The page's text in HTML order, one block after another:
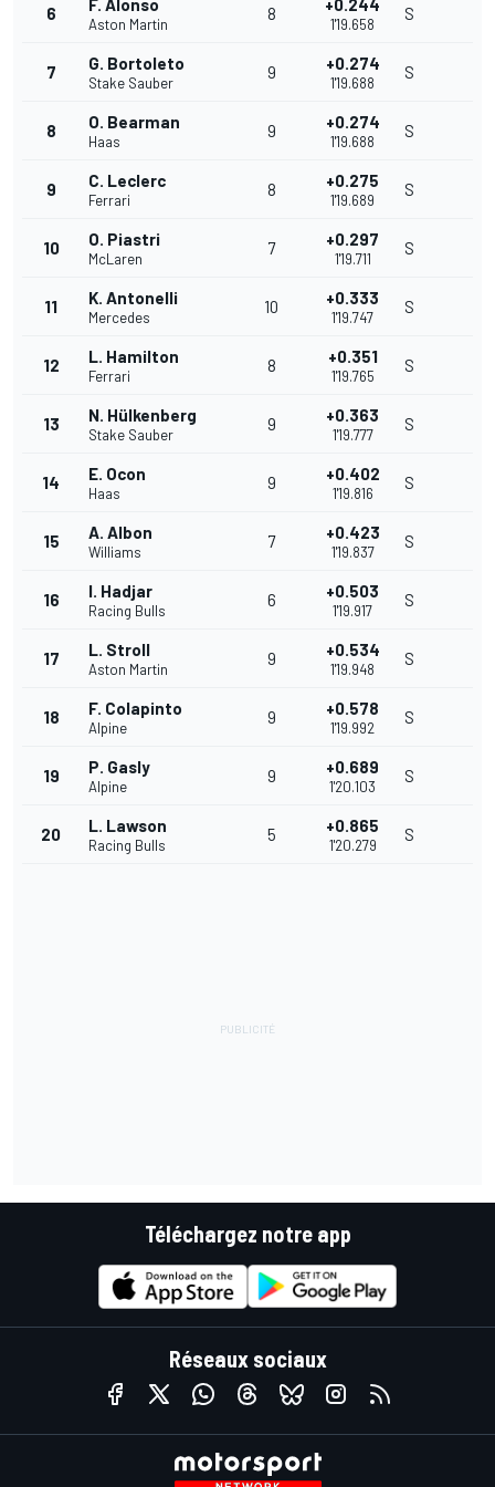
6 F. Alonso
Aston Martin
8 +0.244
1'19.658
S
7 G. Bortoleto
Stake Sauber
9 +0.274
1'19.688
S
8 O. Bearman
Haas
9 +0.274
1'19.688
S
9 C. Leclerc
Ferrari
8 +0.275
1'19.689
S
10 O. Piastri
McLaren
7 +0.297
1'19.711
S
11 K. Antonelli
Mercedes
10 +0.333
1'19.747
S
12 L. Hamilton
Ferrari
8 +0.351
1'19.765
S
13 N. Hülkenberg
Stake Sauber
9 +0.363
1'19.777
S
14 E. Ocon
Haas
9 +0.402
1'19.816
S
15 A. Albon
Williams
7 +0.423
1'19.837
S
16 I. Hadjar
Racing Bulls
6 +0.503
1'19.917
S
17 L. Stroll
Aston Martin
9 +0.534
1'19.948
S
18 F. Colapinto
Alpine
9 +0.578
1'19.992
S
19 P. Gasly
Alpine
9 +0.689
1'20.103
S
20 L. Lawson
Racing Bulls
5 +0.865
1'20.279
S
Téléchargez notre app
Réseaux sociaux